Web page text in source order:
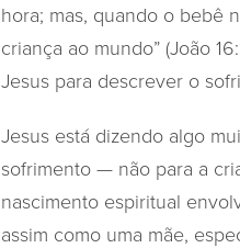
hora; mas, quando o bebê
criança ao mundo” (João
Jesus para descrever o
Jesus está dizendo algo
sofrimento — não para a
nascimento espiritual
assim como uma mãe,